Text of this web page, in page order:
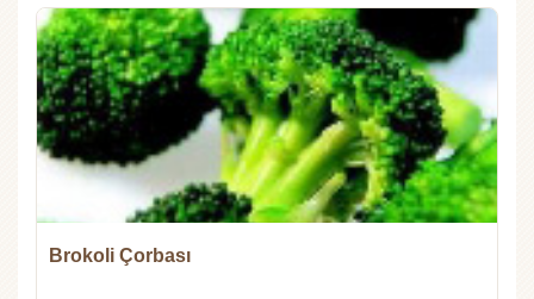
Brokoli Çorbası